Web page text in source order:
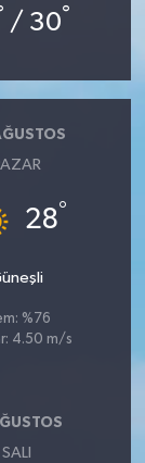
/ 30°
28°
%76
4.50 m/s
SALI